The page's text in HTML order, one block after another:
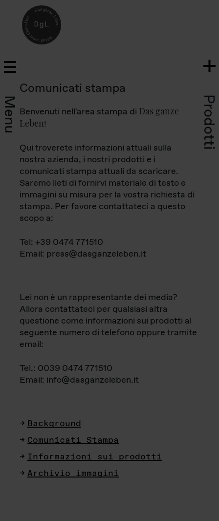
Menu Prodotti
Comunicati stampa
Benvenuti nell'area stampa di Das ganze
Leben!
Qui troverete informazioni attuali sulla
nostra azienda, i nostri prodotti e i
comunicati stampa attuali da scaricare.
Saremo lieti di fornirvi materiale di testo e
immagini su misura per la vostra richiesta di
stampa. Per favore contattateci a questo
scopo a:
Tel: +39 0474 771510
Email: press@dasganzeleben.it
Lei non è un rappresentante dei media?
Allora contattateci per qualsiasi altra
questione come informazioni sui prodotti al
seguente numero di telefono oppure tramite
email:
Tel.: 0039 0474 771510
Email: info@dasganzeleben.it
Background
Comunicati Stampa
Informazioni sui prodotti
Archivio immagini